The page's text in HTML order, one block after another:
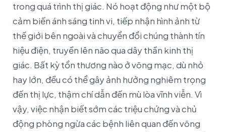
trong quá trình thị giác. Nó hoạt động như một bộ
cảm biến ánh sáng tinh vi, tiếp nhận hình ảnh từ
thế giới bên ngoài và chuyển đổi chúng thành tín
hiệu điện, truyền lên não qua dây thần kinh thị
giác. Bất kỳ tổn thương nào ở võng mạc, dù nhỏ
hay lớn, đều có thể gây ảnh hưởng nghiêm trọng
đến thị lực, thậm chí dẫn đến mù lòa vĩnh viễn. Vì
vậy, việc nhận biết sớm các triệu chứng và chủ
động phòng ngừa các bệnh liên quan đến võng